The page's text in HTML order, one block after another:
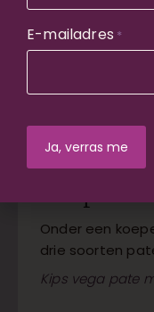
Met peper en
Knolselderij
soepstengels
Onder een
drie soorten
Kips vega pate
E-mailadres *